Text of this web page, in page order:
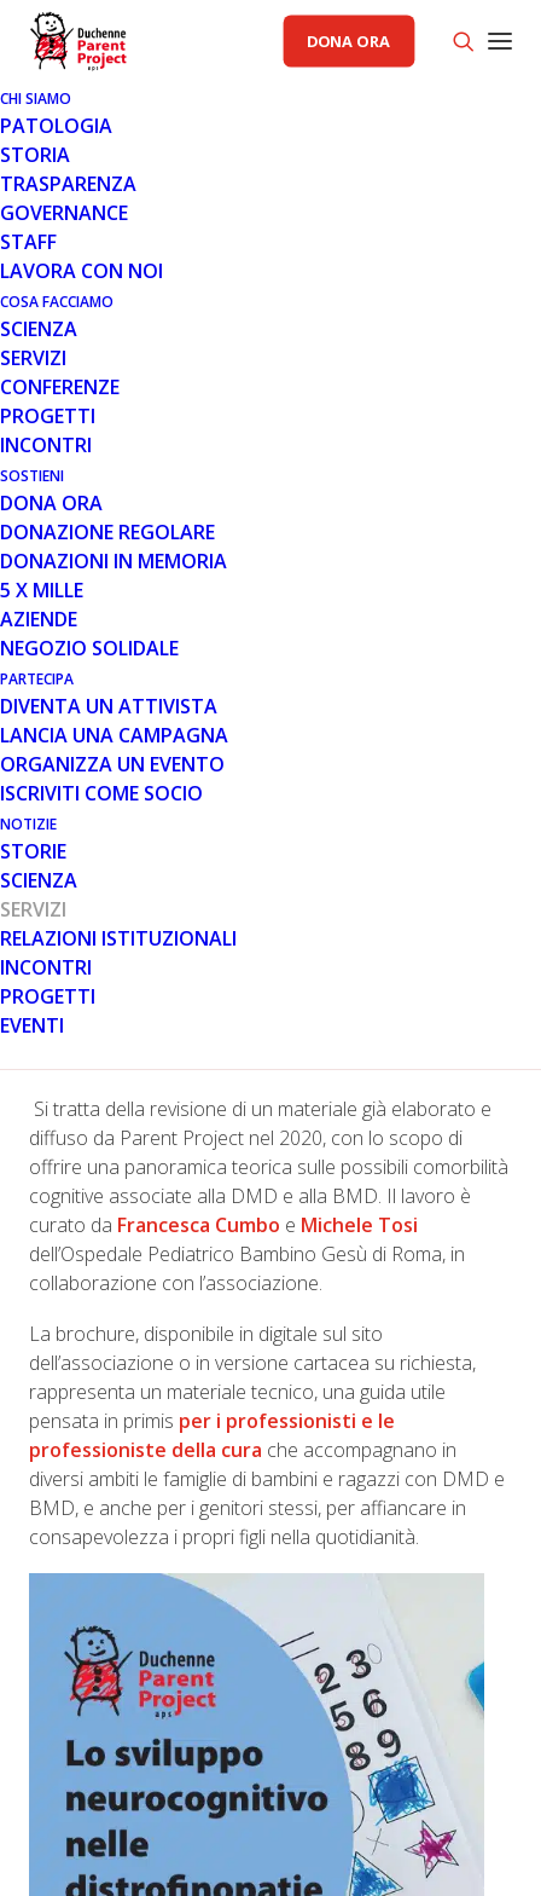
DONA ORA
CHI SIAMO
PATOLOGIA
STORIA
TRASPARENZA
GOVERNANCE
STAFF
LAVORA CON NOI
COSA FACCIAMO
SCIENZA
SERVIZI
CONFERENZE
PROGETTI
INCONTRI
SOSTIENI
DONA ORA
DONAZIONE REGOLARE
DONAZIONI IN MEMORIA
5 X MILLE
AZIENDE
NEGOZIO SOLIDALE
PARTECIPA
DIVENTA UN ATTIVISTA
LANCIA UNA CAMPAGNA
ORGANIZZA UN EVENTO
ISCRIVITI COME SOCIO
NOTIZIE
STORIE
SCIENZA
SERVIZI
RELAZIONI ISTITUZIONALI
INCONTRI
PROGETTI
EVENTI
NOTIZIE, SERVIZI
23 MAR 2026
DISPONIBILI LE LINEE GUIDA
AGGIORNATE SULLO SVILUPPO
NEUROCOGNITIVO NELLA
DMD/BMD
Nel corso della recente Conferenza Internazionale di
Parent Project, che si è svolta a Roma dal 27 febbraio al
1 marzo, sono state presentate e distribuite alla
comunità di pazienti le Linee guida aggiornate sul tema
Si tratta della revisione di un materiale già elaborato e
diffuso da Parent Project nel 2020, con lo scopo di
offrire una panoramica teorica sulle possibili comorbilità
cognitive associate alla DMD e alla BMD. Il lavoro è
curato da Francesca Cumbo e Michele Tosi
dell’Ospedale Pediatrico Bambino Gesù di Roma, in
collaborazione con l’associazione.
La brochure, disponibile in digitale sul sito
dell’associazione o in versione cartacea su richiesta,
rappresenta un materiale tecnico, una guida utile
pensata in primis per i professionisti e le
professioniste della cura che accompagnano in
diversi ambiti le famiglie di bambini e ragazzi con DMD e
BMD, e anche per i genitori stessi, per affiancare in
consapevolezza i propri figli nella quotidianità.